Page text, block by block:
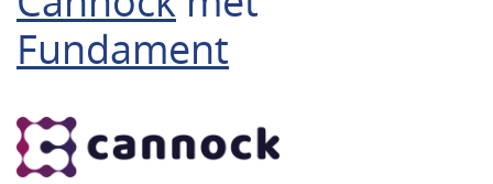
Fundament